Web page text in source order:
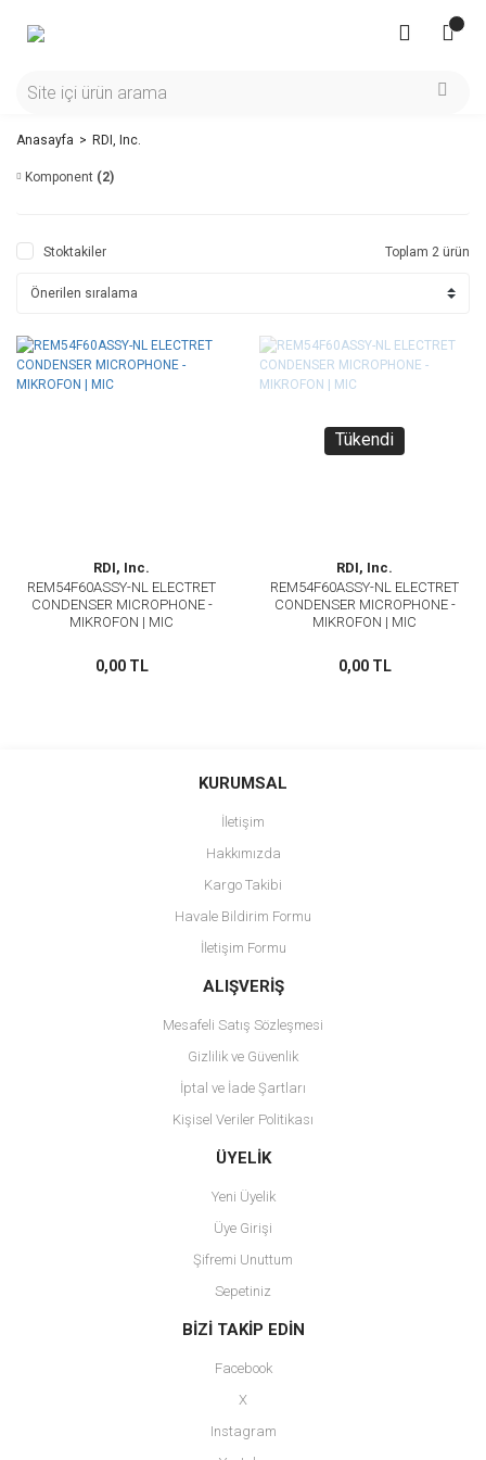
Anasayfa RDI, Inc.
Komponent (2)
Stoktakiler Toplam 2 ürün
RDI, Inc.
REM54F60ASSY-NL ELECTRET
CONDENSER MICROPHONE -
MIKROFON | MIC
0,00 TL
Tükendi
RDI, Inc.
REM54F60ASSY-NL ELECTRET
CONDENSER MICROPHONE -
MIKROFON | MIC
0,00 TL
KURUMSAL
İletişim
Hakkımızda
Kargo Takibi
Havale Bildirim Formu
İletişim Formu
ALIŞVERİŞ
Mesafeli Satış Sözleşmesi
Gizlilik ve Güvenlik
İptal ve İade Şartları
Kişisel Veriler Politikası
ÜYELİK
Yeni Üyelik
Üye Girişi
Şifremi Unuttum
Sepetiniz
BİZİ TAKİP EDİN
Facebook
X
Instagram